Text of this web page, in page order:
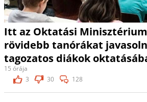
Itt az Oktatási
rövidebb tanórákat
tagozatos diákok
15 órája
3
30 128